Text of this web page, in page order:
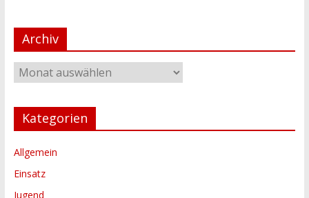
Archiv
Archiv
Kategorien
Allgemein
Einsatz
Jugend